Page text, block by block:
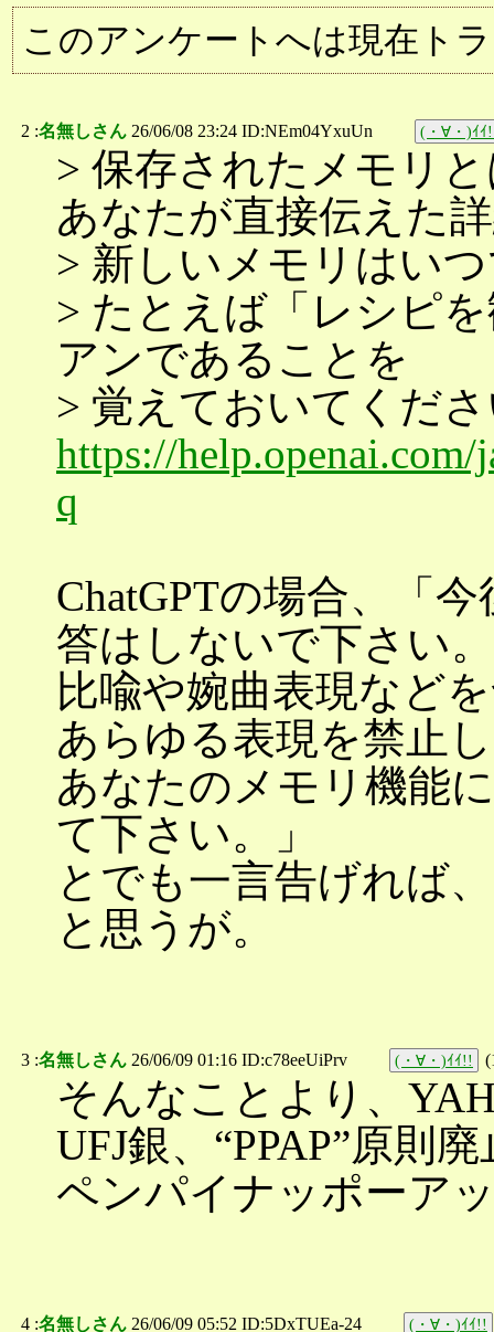
このアンケートへは現在ト
2 :名無しさん 26/06/08 23:24 ID:NEm04YxuUn (・∀・)ｲｲ
> 保存されたメモリ
あなたが直接伝えた
> 新しいメモリはい
> たとえば「レシピ
アンであることを
> 覚えておいてくだ
https://
q
ChatGPTの場合、「
答はしないで下さい。
比喩や婉曲表現など
あらゆる表現を禁止
あなたのメモリ機能
て下さい。」
とでも一言告げれば
と思うが。
3 :名無しさん 26/06/09 01:16 ID:c78eeUiPrv (・∀・)ｲｲ!! (
そんなことより、
UFJ銀、“PPAP”原則
ペンパイナッポーア
4 :名無しさん 26/06/09 05:52 ID:5DxTUEa-24 (・∀・)ｲｲ!!